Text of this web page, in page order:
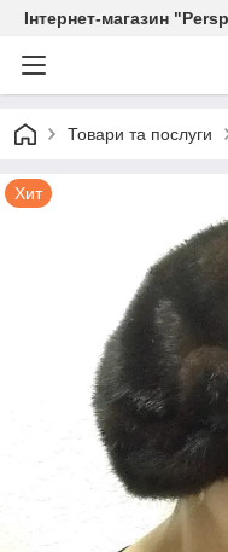
Інтернет-магазин
Товари та послуги
Хит